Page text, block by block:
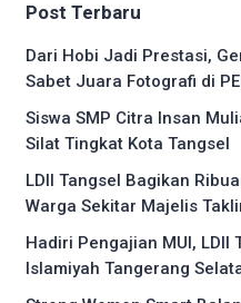
Post Terbaru
Dari Hobi Jadi Prestasi,
Sabet Juara Fotografi di
Siswa SMP Citra Insan
Silat Tingkat Kota Tangsel
LDII Tangsel Bagikan
Warga Sekitar Majelis
Hadiri Pengajian MUI, LDII
Islamiyah Tangerang